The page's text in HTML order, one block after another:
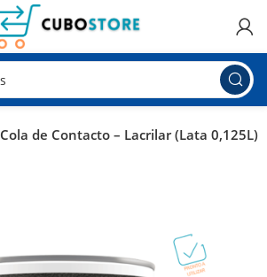
Cola de Contacto – Lacrilar (Lata 0,125L)